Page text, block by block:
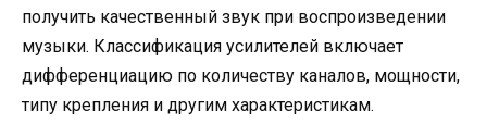
получить качественный звук при воспроизведении
музыки. Классификация усилителей включает
дифференциацию по количеству каналов, мощности,
типу крепления и другим характеристикам.